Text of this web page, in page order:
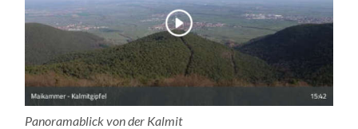
Panoramablick von der Kalmit